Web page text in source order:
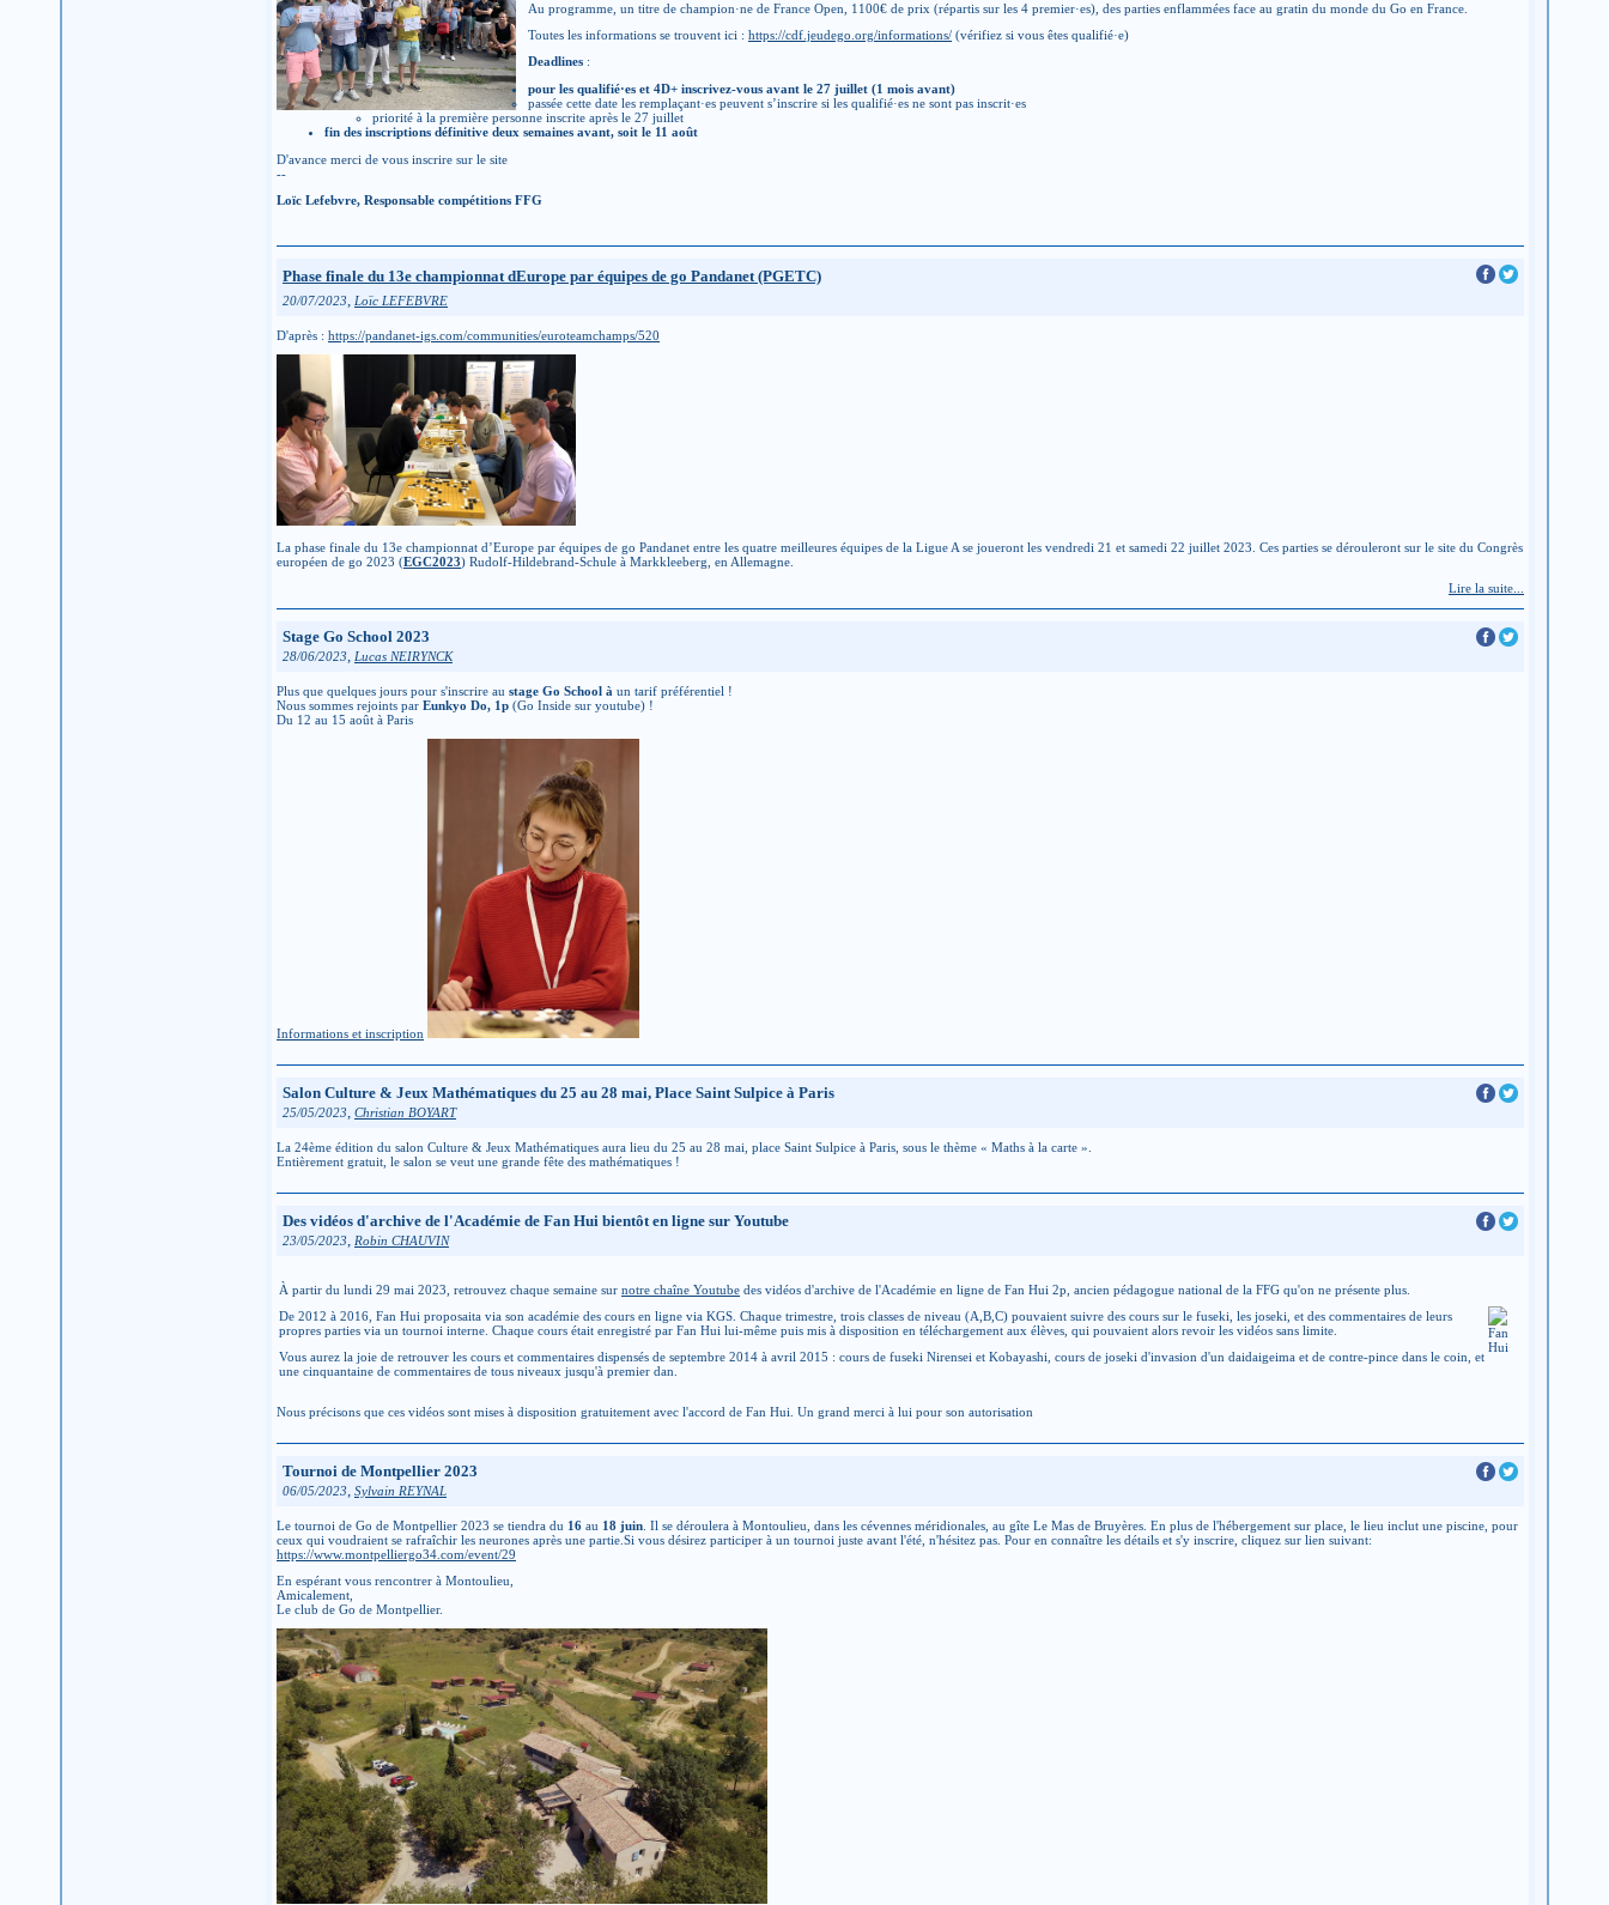
Au programme, un titre de champion·ne de France Open, 1100€ de prix (répartis sur les 4 premier·es), des parties enflammées face au gratin du monde du Go en France.
Toutes les informations se trouvent ici : https://cdf.jeudego.org/informations/ (vérifiez si vous êtes qualifié·e)
Deadlines :
pour les qualifié·es et 4D+ inscrivez-vous avant le 27 juillet (1 mois avant)
passée cette date les remplaçant·es peuvent s’inscrire si les qualifié·es ne sont pas inscrit·es
priorité à la première personne inscrite après le 27 juillet
fin des inscriptions définitive deux semaines avant, soit le 11 août
D'avance merci de vous inscrire sur le site
--
Loïc Lefebvre, Responsable compétitions FFG
Phase finale du 13e championnat dEurope par équipes de go Pandanet (PGETC)
20/07/2023, Loïc LEFEBVRE
D'après : https://pandanet-igs.com/communities/euroteamchamps/520
La phase finale du 13e championnat d’Europe par équipes de go Pandanet entre les quatre meilleures équipes de la Ligue A se joueront les vendredi 21 et samedi 22 juillet 2023. Ces parties se dérouleront sur le site du Congrès
européen de go 2023 (EGC2023) Rudolf-Hildebrand-Schule à Markkleeberg, en Allemagne.
Lire la suite...
Stage Go School 2023
28/06/2023 Lucas NEIRYNCK
Plus que quelques jours pour s'inscrire au stage Go School à un tarif préférentiel !
Nous sommes rejoints par Eunkyo Do, 1p (Go Inside sur youtube) !
Du 12 au 15 août à Paris
Informations et inscription
Salon Culture & Jeux Mathématiques du 25 au 28 mai, Place Saint Sulpice à Paris
25/05/2023 Christian BOYART
La 24ème édition du salon Culture & Jeux Mathématiques aura lieu du 25 au 28 mai, place Saint Sulpice à Paris, sous le thème « Maths à la carte ».
Entièrement gratuit, le salon se veut une grande fête des mathématiques !
Des vidéos d'archive de l'Académie de Fan Hui bientôt en ligne sur Youtube
23/05/2023 Robin CHAUVIN
À partir du lundi 29 mai 2023, retrouvez chaque semaine sur notre chaîne Youtube des vidéos d'archive de l'Académie en ligne de Fan Hui 2p, ancien pédagogue national de la FFG qu'on ne présente plus.
De 2012 à 2016, Fan Hui proposaita via son académie des cours en ligne via KGS. Chaque trimestre, trois classes de niveau (A,B,C) pouvaient suivre des cours sur le fuseki, les joseki, et des commentaires de leurs
propres parties via un tournoi interne. Chaque cours était enregistré par Fan Hui lui-même puis mis à disposition en téléchargement aux élèves, qui pouvaient alors revoir les vidéos sans limite.
Vous aurez la joie de retrouver les cours et commentaires dispensés de septembre 2014 à avril 2015 : cours de fuseki Nirensei et Kobayashi, cours de joseki d'invasion d'un daidaigeima et de contre-pince dans le coin, et
une cinquantaine de commentaires de tous niveaux jusqu'à premier dan.
Nous précisons que ces vidéos sont mises à disposition gratuitement avec l'accord de Fan Hui. Un grand merci à lui pour son autorisation
Tournoi de Montpellier 2023
06/05/2023 Sylvain REYNAL
Le tournoi de Go de Montpellier 2023 se tiendra du 16 au 18 juin . Il se déroulera à Montoulieu, dans les cévennes méridionales, au gîte Le Mas de Bruyères. En plus de l'hébergement sur place, le lieu inclut une piscine, pour
ceux qui voudraient se rafraîchir les neurones après une partie.Si vous désirez participer à un tournoi juste avant l'été, n'hésitez pas. Pour en connaître les détails et s'y inscrire, cliquez sur lien suivant:
https://www.montpelliergo34.com/event/29
En espérant vous rencontrer à Montoulieu,
Amicalement,
Le club de Go de Montpellier.